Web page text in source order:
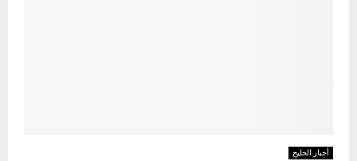
أخبار الخليج